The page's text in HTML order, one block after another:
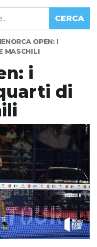
CERCA
OPEN: I
MASCHILI
i
di